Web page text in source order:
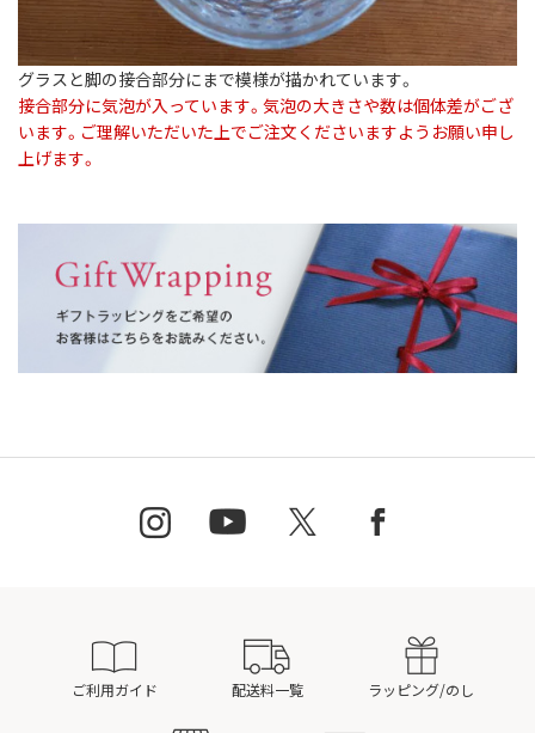
グラスと脚の接合部分にまで模様が描かれています。
接合部分に気泡が入っています。気泡の大きさや数は個体差がござ
います。ご理解いただいた上でご注文くださいますようお願い申し
上げます。
ご利用ガイド 配送料一覧 ラッピング/のし